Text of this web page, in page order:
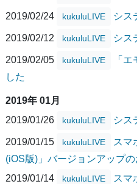
2019/02/24 kukuluLIVE シス
2019/02/12 kukuluLIVE シス
2019/02/05 kukuluLIVE
「
した
2019年 01月
2019/01/26
kukuluLIVE シス
2019/01/15 kukuluLIVE
スマ
(iOS版)」バージョンアップ
2019/01/14
kukuluLIVE
スマ